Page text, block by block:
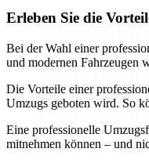
Erleben Sie die
Bei der Wahl einer
und modernen Fahrzeugen
Die Vorteile einer
Umzugs geboten wird. So
Eine professionelle
mitnehmen können – und